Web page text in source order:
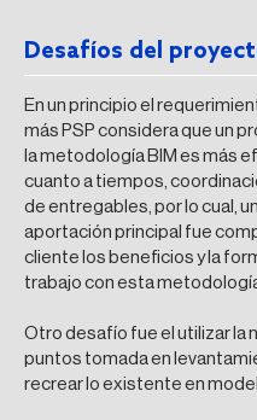
Desafíos del
En un principio el
más PSP considera que un
la metodología BIM es más
cuanto a tiempos,
de entregables, por lo cual,
aportación principal fue
cliente los beneficios y la
trabajo con esta
Otro desafío fue el utilizar la
puntos tomada en
recrear lo existente en